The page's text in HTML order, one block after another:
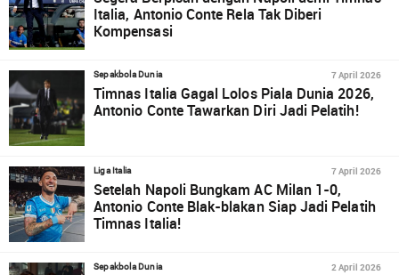
Italia, Antonio Conte Rela Tak Diberi
Kompensasi
Sepakbola Dunia 7 April 2026
Timnas Italia Gagal Lolos Piala Dunia 2026,
Antonio Conte Tawarkan Diri Jadi Pelatih!
Liga Italia 7 April 2026
Setelah Napoli Bungkam AC Milan 1-0,
Antonio Conte Blak-blakan Siap Jadi Pelatih
Timnas Italia!
Sepakbola Dunia 2 April 2026